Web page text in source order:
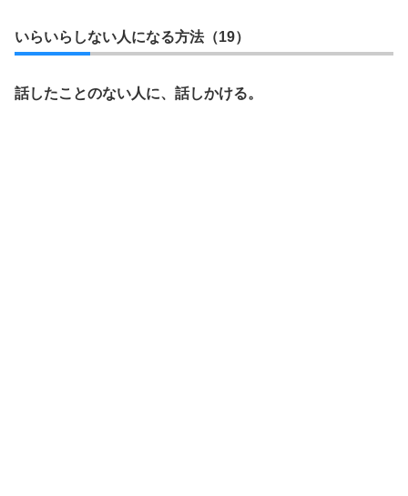
いらいらしない人になる方法（19）
話したことのない人に、話しかける。